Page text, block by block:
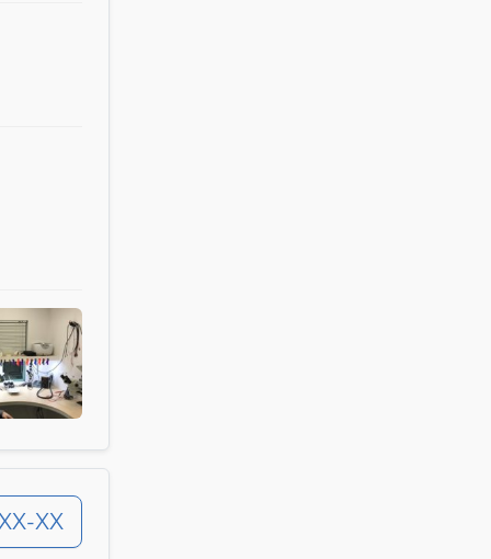
XX